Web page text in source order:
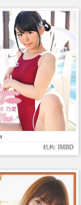
机构: IMBD